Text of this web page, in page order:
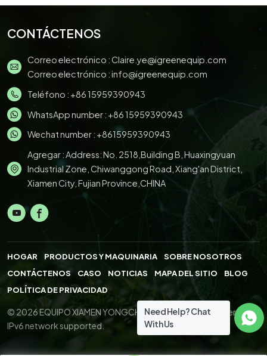
CONTÁCTENOS
Correo electrónico :Claire.ye@igreenequip.com
Correo electrónico :info@igreenequip.com
Teléfono : +86 15959390943
WhatsApp number : +86 15959390943
Wechat number : +8615959390943
Agregar : Address: No. 2518,Building B, Huaxingyuan
Industrial Zone, Chiwanggong Road, Xiang'an District,
Xiamen City, Fujian Province,CHINA
HOGAR PRODUCTOS Y MAQUINARIA
SOBRE NOSOTROS
CONTÁCTENOS
CASO NOTICIAS MAPA DEL SITIO
BLOG
POLÍTICA DE PRIVACIDAD
© 2026 EQUIPO XIAMEN YONGCHENG.,LTD. All Right Reserved.
IPv6 network supported.
Need Help? Chat
With Us